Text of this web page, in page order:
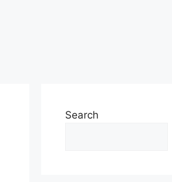
Search